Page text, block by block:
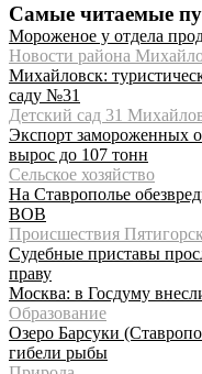
Самые читаемые
Мороженое у отдела
Новости района
Михайловск:
саду №31
Детский сад 31
Экспорт замороженных
вырос до 107 тонн
Сельское хозяйство
На Ставрополье
ВОВ
Происшествия Пятигорск
Судебные приставы
праву
Москва: в Госдуму
Образование
Озеро Барсуки
гибели рыбы